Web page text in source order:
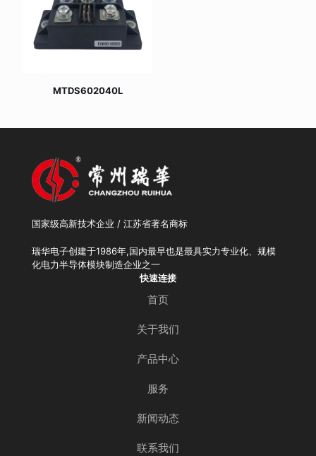
MTDS602040L
国家级高新技术企业 / 江苏省著名商标
瑞华电子创建于1986年,国内最早也是最具实力专业化、规模
化电力半导体模块制造企业之一
快速连接
首页
关于我们
产品中心
服务
新闻动态
联系我们